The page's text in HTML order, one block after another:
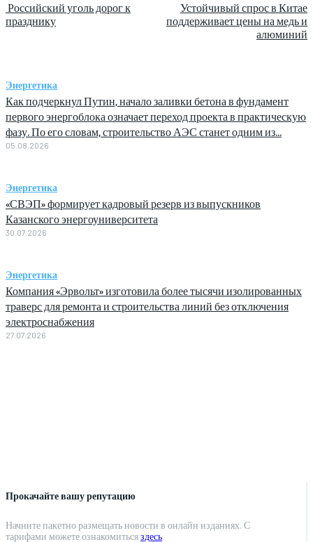
Прокачайте вашу репутацию
Начните пакетно размещать новости в онлайн изданиях. С
тарифами можете ознакомитьсяздесь
Российский уголь дорог к
празднику
Устойчивый спрос в Китае
поддерживает цены на медь и
алюминий
Энергетика
Как подчеркнул Путин, начало заливки бетона в фундамент
первого энергоблока означает переход проекта в практическую
фазу. По его словам, строительство АЭС станет одним из...
05.08.2026
Энергетика
«СВЭП» формирует кадровый резерв из выпускников
Казанского энергоуниверситета
30.07.2026
Энергетика
Компания «Эрвольт» изготовила более тысячи изолированных
траверс для ремонта и строительства линий без отключения
электроснабжения
27.07.2026